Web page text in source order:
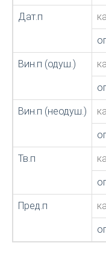
Дат.п
Вин.п (одуш.)
Вин.п (неодуш.)
Тв.п
Пред.п